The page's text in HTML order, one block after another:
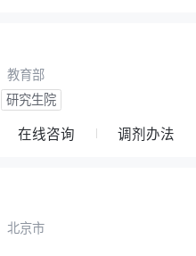
教育部
研究生院
在线咨询 调剂办法
北京市